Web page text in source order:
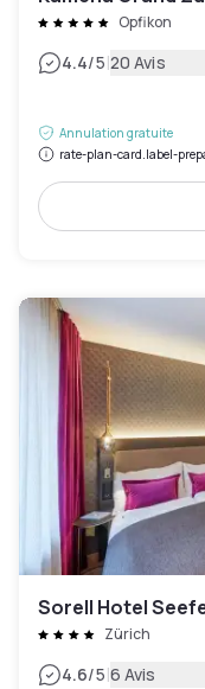
Opfikon
4.4/5|20 Avis
Annulation gratuite
rate-plan-card.label-
Sorell Hotel
Zürich
4.6/5|6 Avis